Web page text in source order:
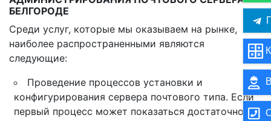
БЕЛГОРОДЕ
Среди услуг, которые мы оказываем на рынке,
наиболее распространенными являются
следующие:
Проведение процессов установки и
конфигурирования сервера почтового типа. Если
первый процесс может показаться достаточно